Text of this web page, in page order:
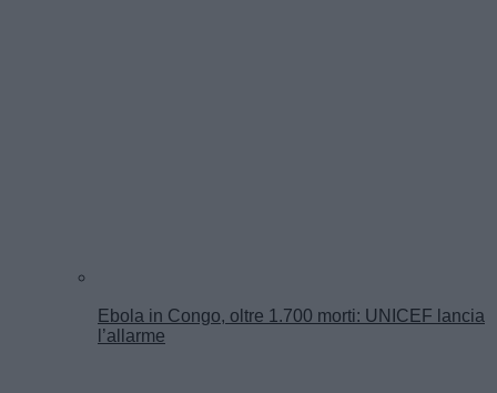
Ebola in Congo, oltre 1.700 morti: UNICEF lancia
l’allarme